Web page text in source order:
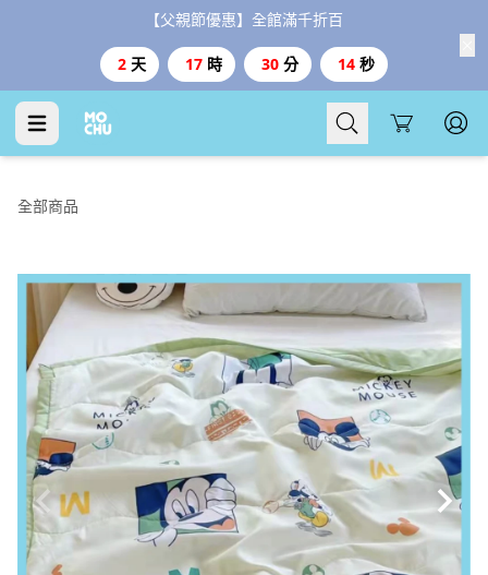
【父親節優惠】全館滿千折百
2 天 17 時 30 分 13 秒
Cart
全部商品